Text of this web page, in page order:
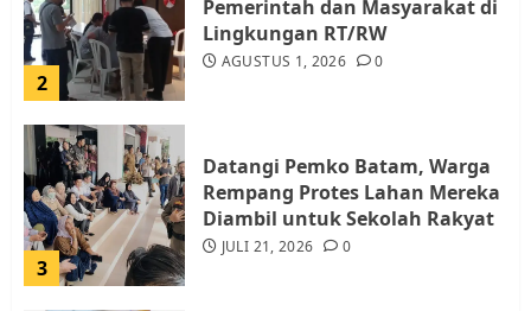
2
Pemerintah dan Masyarakat di
Lingkungan RT/RW
AGUSTUS 1, 2026 0
3
Datangi Pemko Batam, Warga
Rempang Protes Lahan Mereka
Diambil untuk Sekolah Rakyat
JULI 21, 2026 0